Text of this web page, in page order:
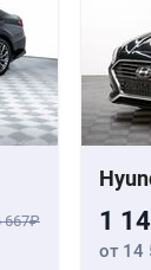
667 1
от 14